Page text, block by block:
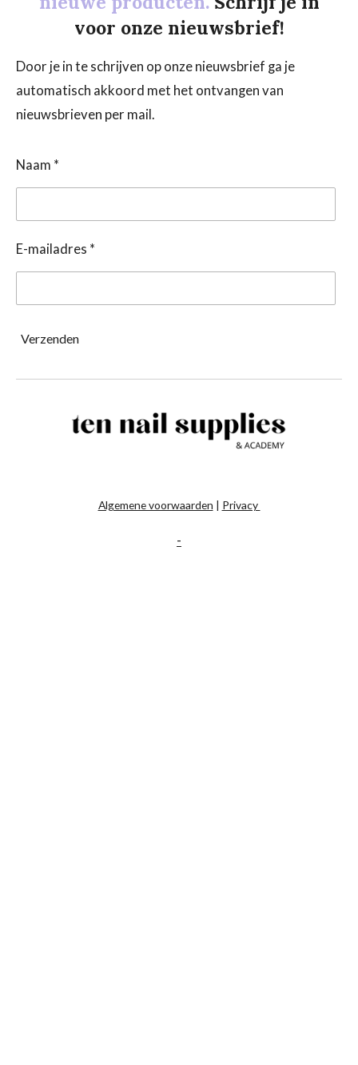
voor onze nieuwsbrief!
Door je in te schrijven op onze nieuwsbrief ga je
automatisch akkoord met het ontvangen van
nieuwsbrieven per mail.
Naam *
E-mailadres *
Verzenden
Algemene voorwaarden | Privacy
-